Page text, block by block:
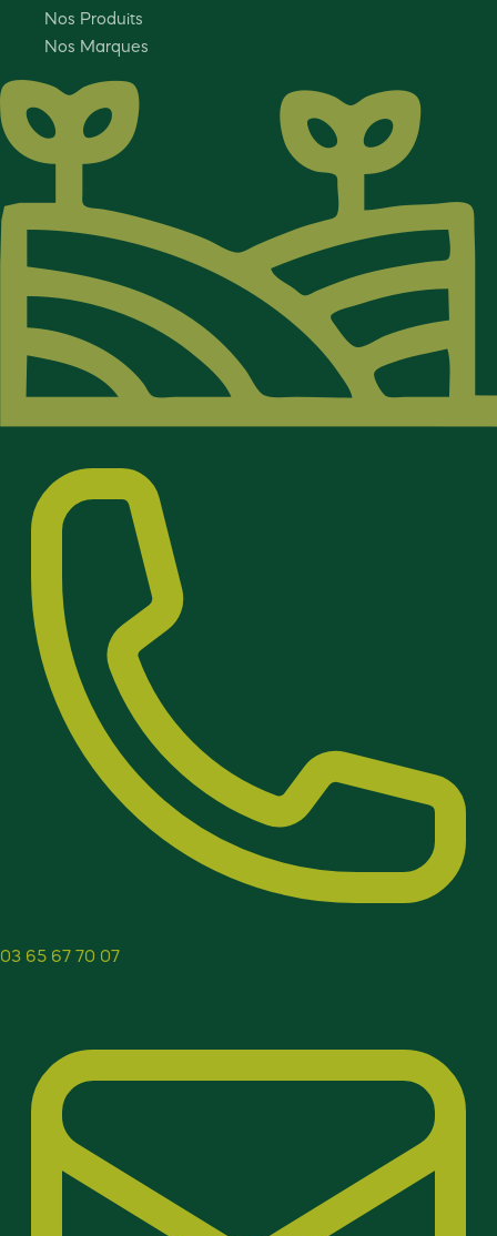
Nos Produits
Nos Marques
03 65 67 70 07